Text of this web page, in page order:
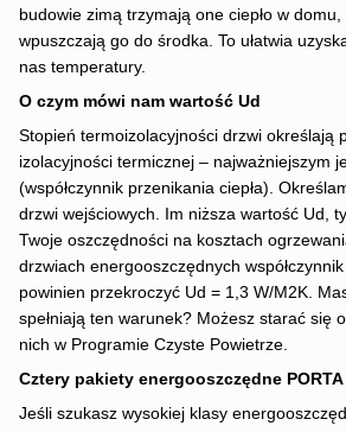
budowie zimą trzymają one ciepło w
wpuszczają go do środka. To ułatwia
nas temperatury.
O czym mówi nam wartość Ud
Stopień termoizolacyjności drzwi określają
izolacyjności termicznej – najważniejszym
(współczynnik przenikania ciepła).
drzwi wejściowych. Im niższa wartość Ud,
Twoje oszczędności na kosztach
drzwiach energooszczędnych
powinien przekroczyć Ud = 1,3 W/M2K.
spełniają ten warunek? Możesz starać się
nich w Programie Czyste Powietrze.
Cztery pakiety energooszczędne PORTA
Jeśli szukasz wysokiej klasy